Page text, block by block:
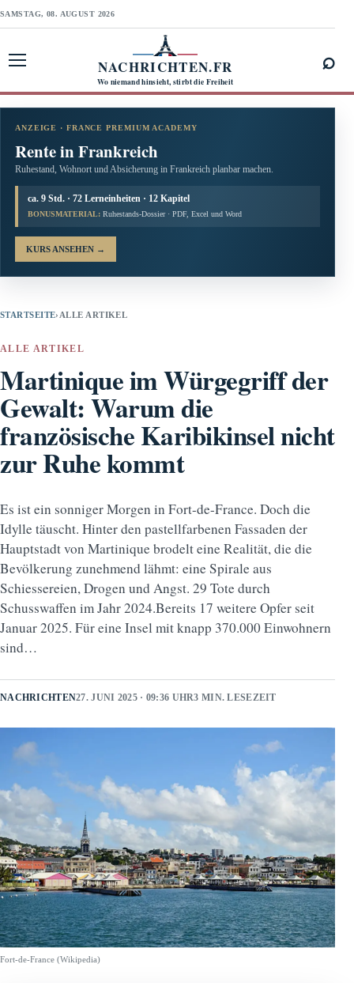
SAMSTAG, 08. AUGUST 2026
NACHRICHTEN.FR
Wo niemand hinsieht, stirbt die Freiheit
⌕
ANZEIGE · FRANCE PREMIUM ACADEMY
Rente in Frankreich
Ruhestand, Wohnort und Absicherung in Frankreich planbar machen.
ca. 9 Std. · 72 Lerneinheiten · 12 Kapitel
BONUSMATERIAL: Ruhestands-Dossier · PDF, Excel und Word
KURS ANSEHEN →
STARTSEITE› ALLE ARTIKEL
ALLE ARTIKEL
Martinique im Würgegriff der
Gewalt: Warum die
französische Karibikinsel nicht
zur Ruhe kommt
Es ist ein sonniger Morgen in Fort-de-France. Doch die
Idylle täuscht. Hinter den pastellfarbenen Fassaden der
Hauptstadt von Martinique brodelt eine Realität, die die
Bevölkerung zunehmend lähmt: eine Spirale aus
Schiessereien, Drogen und Angst. 29 Tote durch
Schusswaffen im Jahr 2024.Bereits 17 weitere Opfer seit
Januar 2025. Für eine Insel mit knapp 370.000 Einwohnern
sind…
NACHRICHTEN27. JUNI 2025 · 09:36 UHR3 MIN. LESEZEIT
Fort-de-France (Wikipedia)